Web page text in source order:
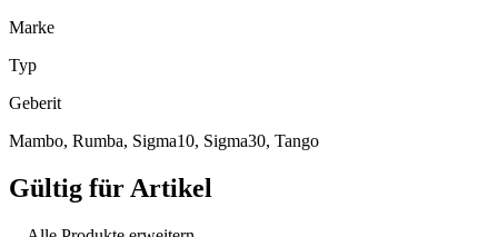
Marke
Typ
Geberit
Mambo, Rumba, Sigma10, Sigma30, Tango
Gültig für Artikel